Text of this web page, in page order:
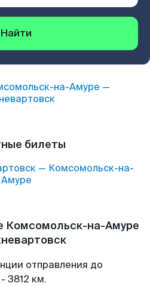
Найти
на-Амуре —
билеты
— Комсомольск-на-
Амуре
Комсомольск-на-Амуре
отправления до
3812 км.